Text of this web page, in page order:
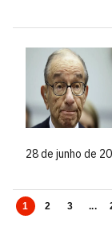
28 de junho de
1 2 3 ...